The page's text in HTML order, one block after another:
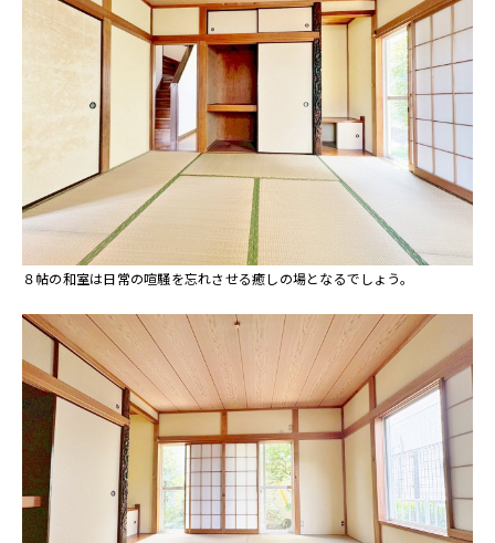
８帖の和室は日常の喧騒を忘れさせる癒しの場となるでしょう。